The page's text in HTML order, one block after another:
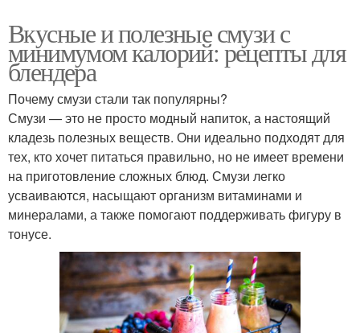
Вкусные и полезные смузи с
минимумом калорий: рецепты для
блендера
Почему смузи стали так популярны?
Смузи — это не просто модный напиток, а настоящий
кладезь полезных веществ. Они идеально подходят для
тех, кто хочет питаться правильно, но не имеет времени
на приготовление сложных блюд. Смузи легко
усваиваются, насыщают организм витаминами и
минералами, а также помогают поддерживать фигуру в
тонусе.